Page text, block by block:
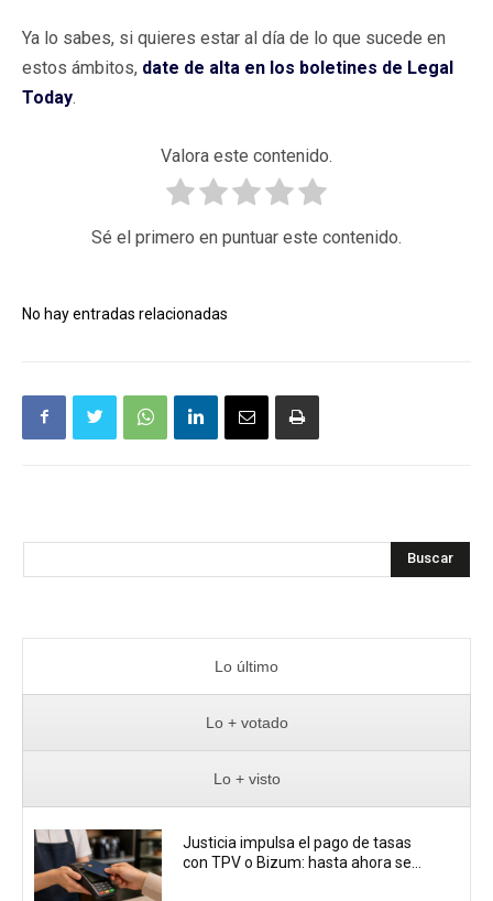
Ya lo sabes, si quieres estar al día de lo que sucede en
estos ámbitos, date de alta en los boletines de Legal
Today.
Valora este contenido.
Sé el primero en puntuar este contenido.
No hay entradas relacionadas
Buscar
Lo último
Lo + votado
Lo + visto
Justicia impulsa el pago de tasas
con TPV o Bizum: hasta ahora se...